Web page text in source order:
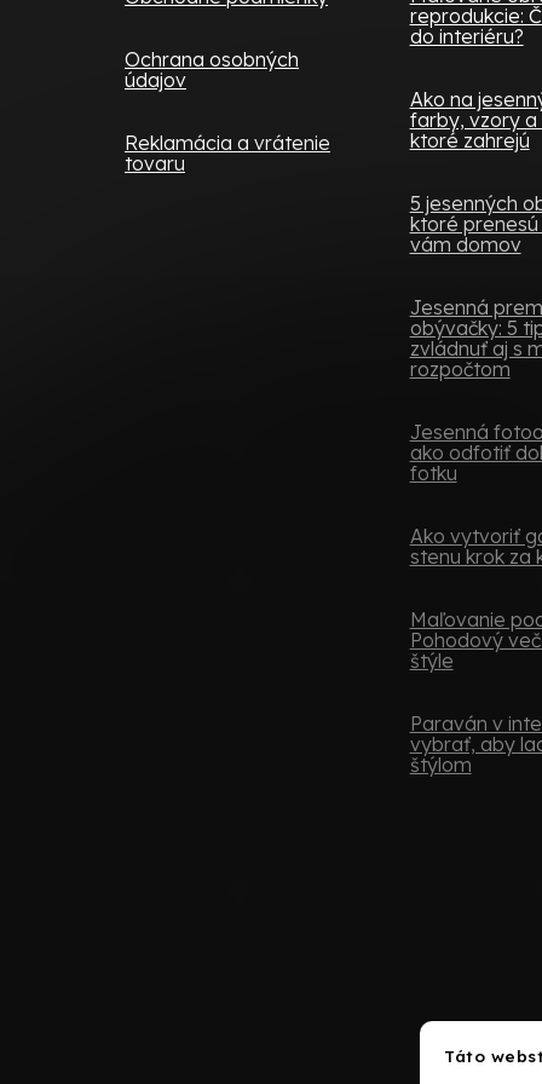
Táto
Ochrana osobných
údajov
Reklamácia a vrátenie
tovaru
reprodukcie:
do interiéru?
Ako na
farby, vzory a
ktoré zahrejú
5 jesenných
ktoré
vám domov
Jesenná
obývačky: 5
zvládnuť aj s
rozpočtom
Jesenná
ako odfotiť
fotku
Ako vytvoriť
stenu krok za
Maľovanie
Pohodový
štýle
Paraván v
vybrať, aby
štýlom